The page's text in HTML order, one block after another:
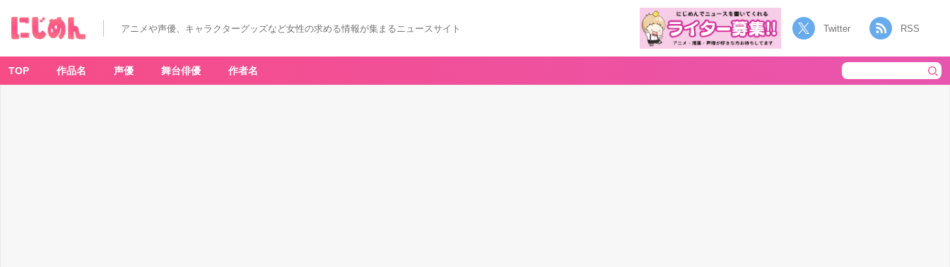
アニメや声優、キャラクターグッズなど女性の求める情報が集まるニュースサイト Twitter RSS
TOP 作品名 声優 舞台俳優 作者名